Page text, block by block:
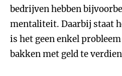
bedrijven hebben
mentaliteit. Daarbij staat
is het geen enkel
bakken met geld te